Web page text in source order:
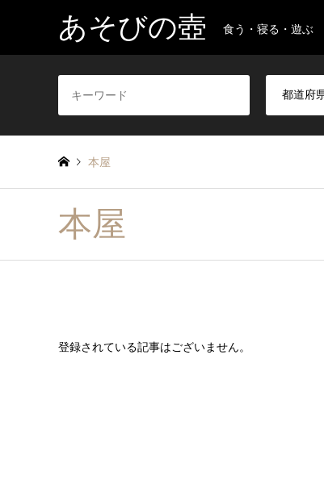
あそびの壺 食う・寝る・遊
本屋
本屋
登録されている記事はございません。